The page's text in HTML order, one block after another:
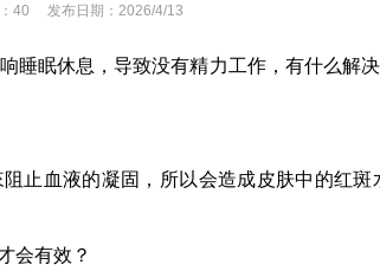
40 发布日期：2026/4/13
眠休息，导致没有精力工作，有什么解
止血液的凝固，所以会造成皮肤中的红
会有效？